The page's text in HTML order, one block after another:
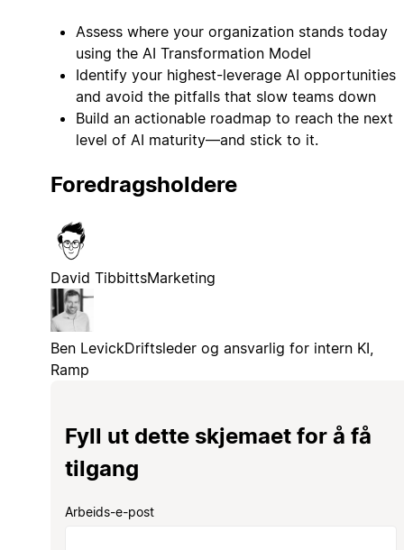
Assess where your organization stands today
using the AI Transformation Model
Identify your highest-leverage AI opportunities
and avoid the pitfalls that slow teams down
Build an actionable roadmap to reach the next
level of AI maturity—and stick to it.
Foredragsholdere
David TibbittsMarketing
Ben LevickDriftsleder og ansvarlig for intern KI,
Ramp
Fyll ut dette skjemaet for å få
tilgang
Arbeids-e-post